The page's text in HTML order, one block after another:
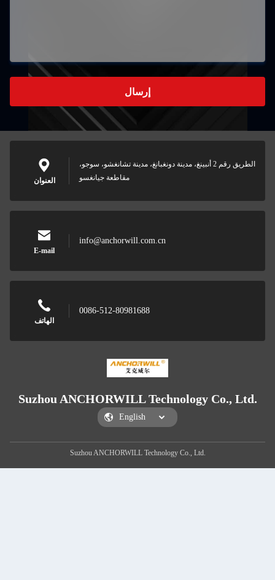
إرسال
العنوان
الطريق رقم 2 أنبينغ، مدينة دونغبانغ، مدينة تشانغشو، سوجو،
مقاطعة جيانغسو
E-mail
info@anchorwill.com.cn
الهاتف
0086-512-80981688
Suzhou ANCHORWILL Technology Co., Ltd.
Suzhou ANCHORWILL Technology Co., Ltd.